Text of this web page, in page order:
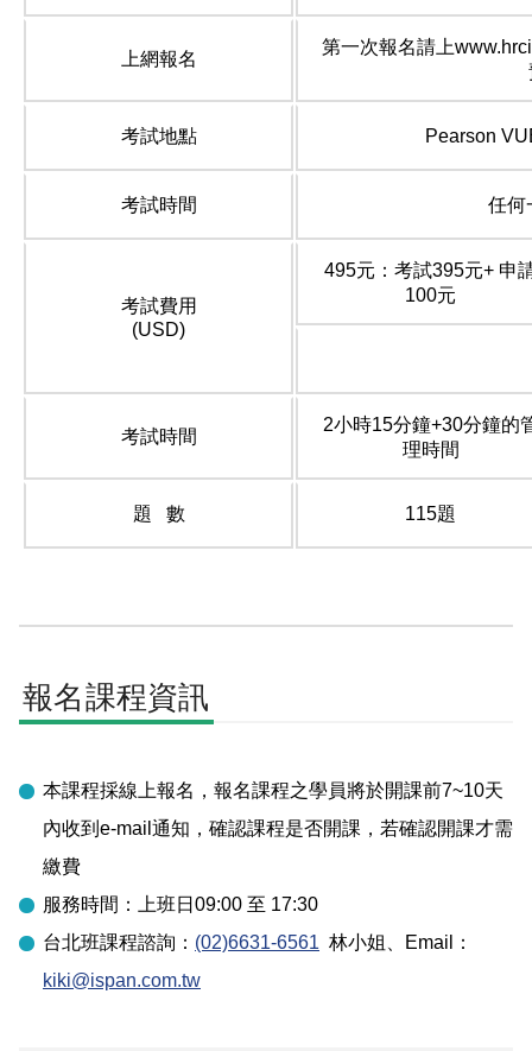
上網報名
第一次報名請上
考試地點 Pearson
考試時間 任何
考試費用
(USD)
495元：考試395元+ 申
100元
考試時間
2小時15分鐘+30分鐘的
理時間
題 數 115題
報名課程資訊
本課程採線上報名，報名課程之學員將於開課前7~10天
內收到e-mail通知，確認課程是否開課，若確認開課才需
繳費
服務時間：上班日09:00 至 17:30
台北班課程諮詢： (02)6631-6561 林小姐
、Email：
kiki@ispan.com.tw